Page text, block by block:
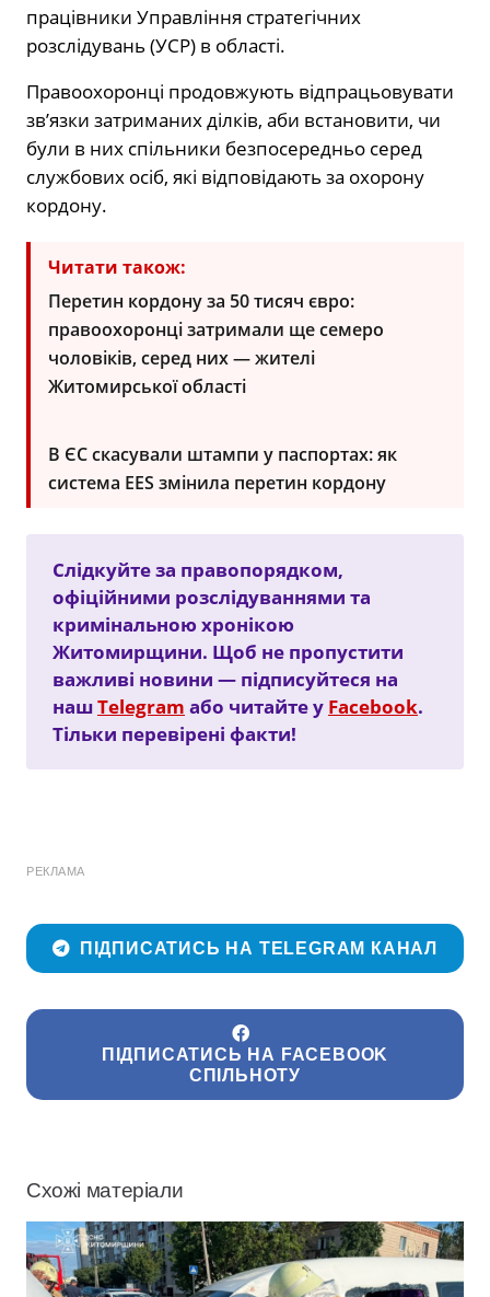
працівники Управління стратегічних
розслідувань (УСР) в області.
Правоохоронці продовжують відпрацьовувати
зв’язки затриманих ділків, аби встановити, чи
були в них спільники безпосередньо серед
службових осіб, які відповідають за охорону
кордону.
Читати також:
Перетин кордону за 50 тисяч євро:
правоохоронці затримали ще семеро
чоловіків, серед них — жителі
Житомирської області
В ЄС скасували штампи у паспортах: як
система EES змінила перетин кордону
Слідкуйте за правопорядком,
офіційними розслідуваннями та
кримінальною хронікою
Житомирщини. Щоб не пропустити
важливі новини — підписуйтеся на
нашTelegram або читайте у Facebook.
Тільки перевірені факти!
РЕКЛАМА
ПІДПИСАТИСЬ НА TELEGRAM КАНАЛ
ПІДПИСАТИСЬ НА FACEBOOK
СПІЛЬНОТУ
Схожі матеріали